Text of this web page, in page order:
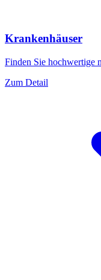
Krankenhäuser
Finden Sie hochwertige
Zum Detail